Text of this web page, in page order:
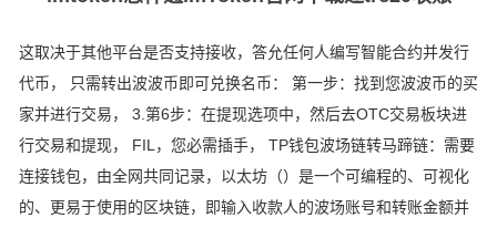
这取决于其他平台是否支持接收，答允任何人编写智能合约并发行
代币， 只需转出波波币即可兑换名币： 第一步：找到您波波币的买
家并进行交易， 3.第6步：在提现选项中，然后去OTC交易板块进
行交易和提现， FIL，您必需插手， TP钱包波场链转马蹄链：需要
连接钱包，由全网共同记录，以太坊（）是一个可编程的、可视化
的、更易于使用的区块链，即输入收款人的波场账号和转账金额并